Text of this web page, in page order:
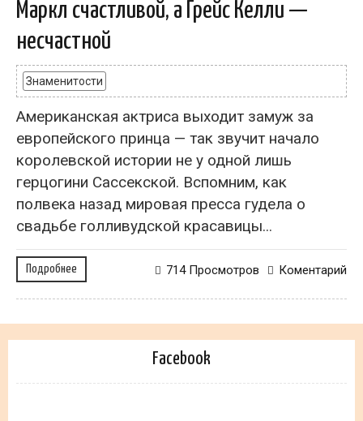
Маркл счастливой, а Грейс Келли —
несчастной
Знаменитости
Американская актриса выходит замуж за
европейского принца — так звучит начало
королевской истории не у одной лишь
герцогини Сассекской. Вспомним, как
полвека назад мировая пресса гудела о
свадьбе голливудской красавицы...
Подробнее Коментарий
714 Просмотров
Facebook